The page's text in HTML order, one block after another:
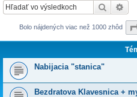
Hľadať
Bolo nájdených viac než 1000 zhôd
Nabijacia "stanica"
Bezdratova Klavesnica +